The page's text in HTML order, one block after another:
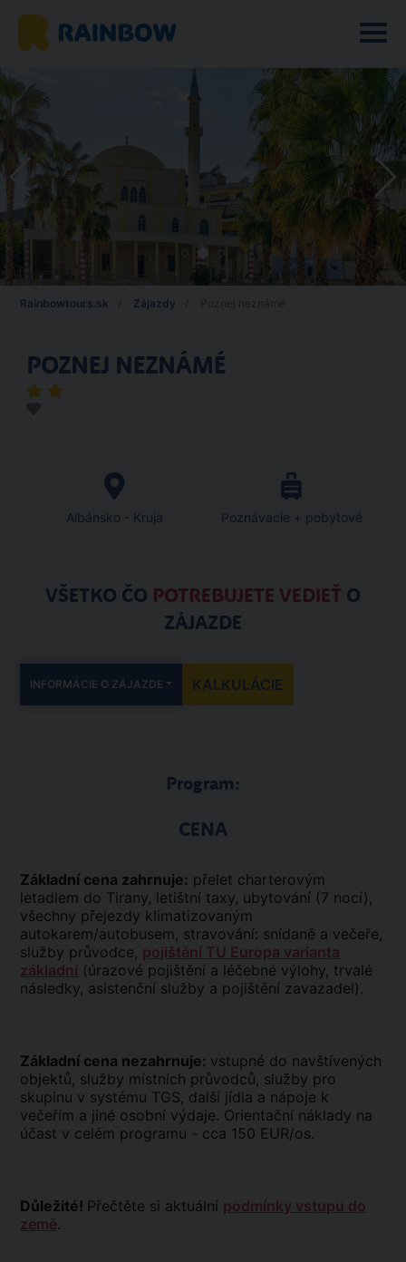
Rainbowtours.sk Zájazdy
POZNEJ NEZNÁMÉ
Albánsko - Kruja Poznávacie + pobytové
VŠETKO ČO POTREBUJETE VEDIEŤ O
ZÁJAZDE
INFORMÁCIE O ZÁJAZDE KALKULÁCIE
Program:
CENA
Základní cena zahrnuje: přelet charterovým
letadlem do Tirany, letištní taxy, ubytování (7 nocí),
všechny přejezdy klimatizovaným
autokarem/autobusem, stravování: snídaně a večeře,
služby průvodce, pojištění TU Europa varianta
základní (úrazové pojištění a léčebné výlohy, trvalé
následky, asistenční služby a pojištění zavazadel).
Základní cena nezahrnuje: vstupné do navštívených
objektů, služby místních průvodců, služby pro
skupinu v systému TGS, další jídla a nápoje k
večeřím a jiné osobní výdaje. Orientační náklady na
účast v celém programu - cca 150 EUR/os.
Důležité! Přečtěte si aktuální podmínky vstupu do
země.